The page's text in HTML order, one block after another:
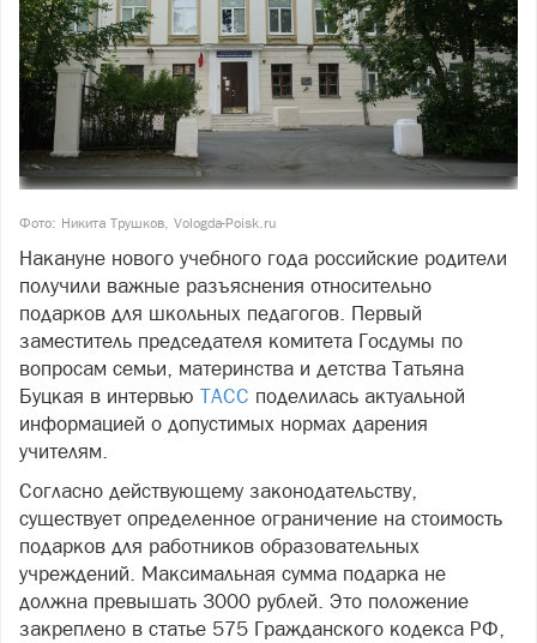
Фото: Никита Трушков, Vologda-Poisk.ru
Накануне нового учебного года российские родители
получили важные разъяснения относительно
подарков для школьных педагогов. Первый
заместитель председателя комитета Госдумы по
вопросам семьи, материнства и детства Татьяна
Буцкая в интервью ТАСС поделилась актуальной
информацией о допустимых нормах дарения
учителям.
Согласно действующему законодательству,
существует определенное ограничение на стоимость
подарков для работников образовательных
учреждений. Максимальная сумма подарка не
должна превышать 3000 рублей. Это положение
закреплено в статье 575 Гражданского кодекса РФ,